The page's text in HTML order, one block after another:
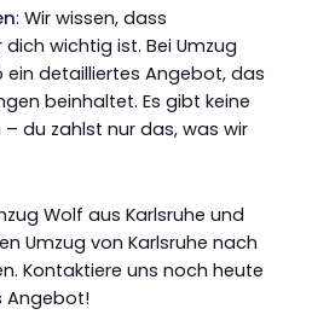
: Wir wissen, dass
wichtig ist. Bei Umzug
detailliertes Angebot, das
beinhaltet. Es gibt keine
du zahlst nur das, was wir
Wolf aus Karlsruhe und
Umzug von Karlsruhe nach
Kontaktiere uns noch heute
Angebot!